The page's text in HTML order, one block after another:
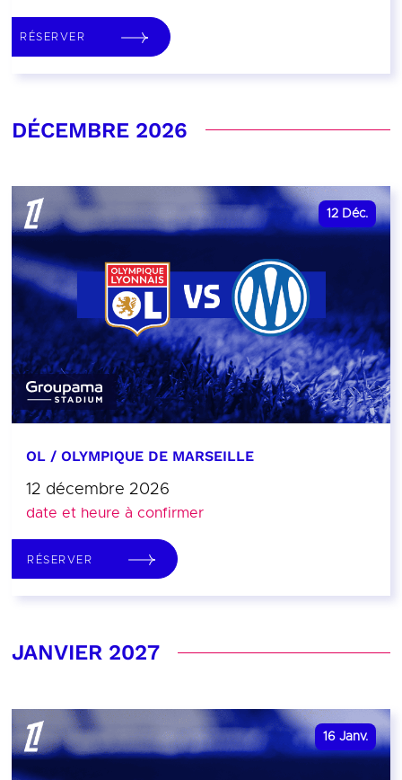
RÉSERVER
DÉCEMBRE 2026
12 Déc.
OL / OLYMPIQUE DE MARSEILLE
12 décembre 2026
date et heure à confirmer
RÉSERVER
JANVIER 2027
16 Janv.